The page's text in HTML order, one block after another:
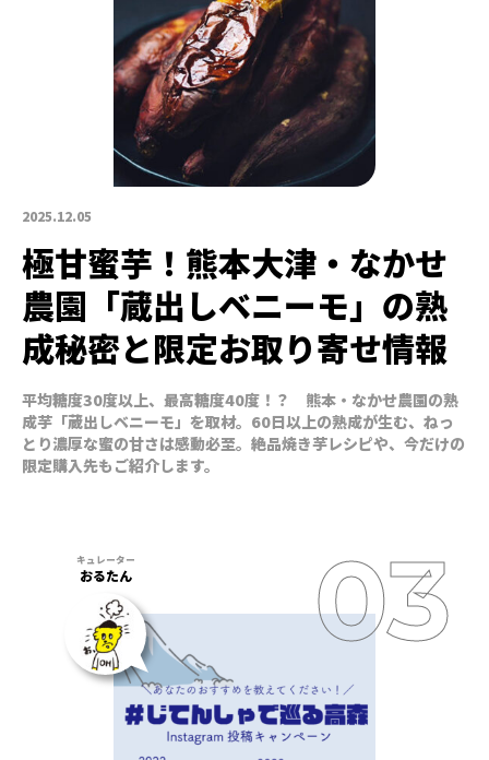
2025.12.05
極甘蜜芋！熊本大津・なかせ
農園「蔵出しベニーモ」の熟
成秘密と限定お取り寄せ情報
平均糖度30度以上、最高糖度40度！？ 熊本・なかせ農園の熟
成芋「蔵出しベニーモ」を取材。60日以上の熟成が生む、ねっ
とり濃厚な蜜の甘さは感動必至。絶品焼き芋レシピや、今だけの
限定購入先もご紹介します。
おるたん